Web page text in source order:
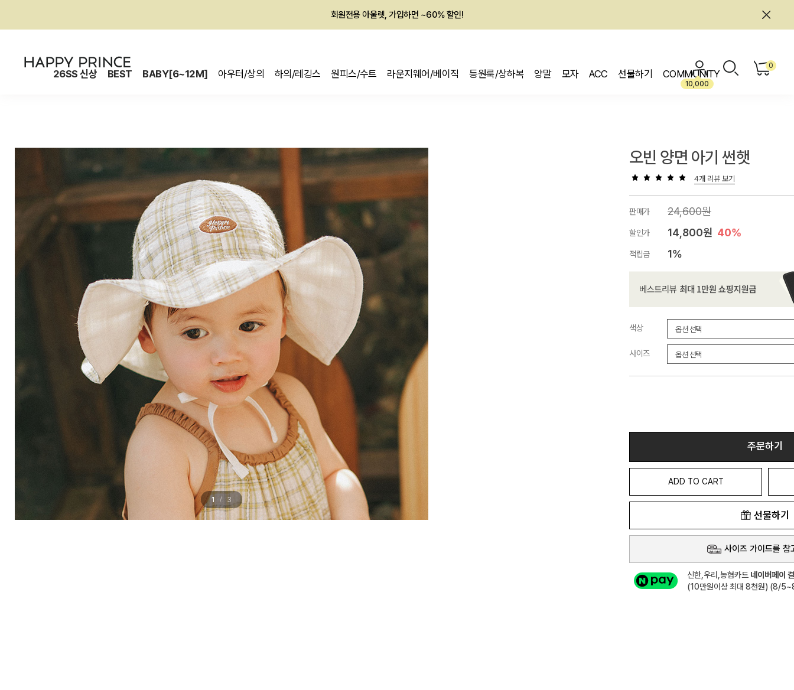
멤버십 최대 28,000원 혜택
26SS 신상 BEST BABY[6~12M] 아우터/상의 하의/레깅스 원피스/수트 라운지웨어/베이직 등원룩/상하복 양말 모자 ACC 선물하기 COMMUNITY
10,000
0
1 / 3
오빈 양면 아기 썬햇
4개 리뷰 보기
판매가 24,600원
할인가 14,800원 40%
적립금 1%
색상
사이즈
주문하기
ADD TO CART
선물하기
사이즈 가이드를 참
신한,우리,농협카드 네이버페이
(10만원이상 최대 8천원) (8/